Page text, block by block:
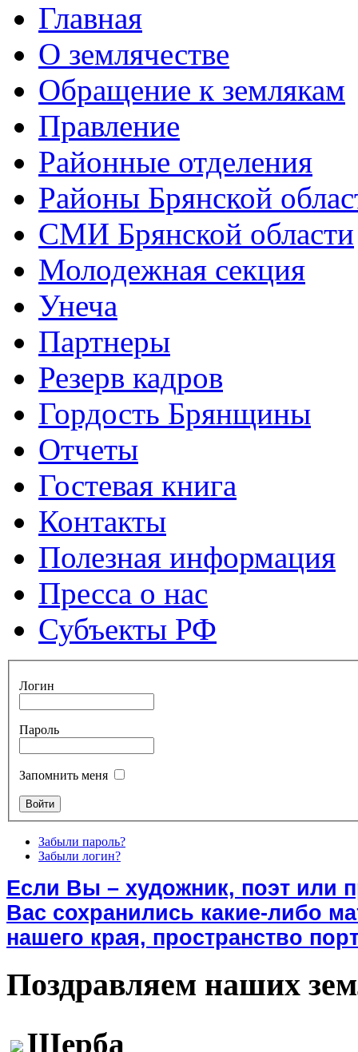
Главная
О землячестве
Обращение к землякам
Правление
Районные отделения
Районы Брянской
СМИ Брянской области
Молодежная секция
Унеча
Партнеры
Резерв кадров
Гордость Брянщины
Отчеты
Гостевая книга
Контакты
Полезная информация
Пресса о нас
Субъекты РФ
Логин
Пароль
Запомнить меня
Забыли пароль?
Забыли логин?
Если Вы – художник, поэт или
Вас сохранились какие-либо
нашего края, пространство
Поздравляем наших
Щерба